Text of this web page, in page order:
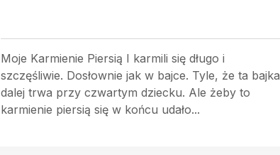
Moje Karmienie Piersią I karmili się długo i
szczęśliwie. Dosłownie jak w bajce. Tyle, że ta bajka
dalej trwa przy czwartym dziecku. Ale żeby to
karmienie piersią się w końcu udało...